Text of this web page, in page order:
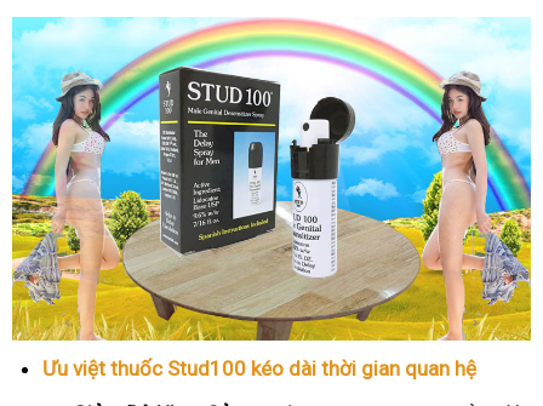
Ưu việt thuốc Stud100 kéo dài thời gian quan hệ